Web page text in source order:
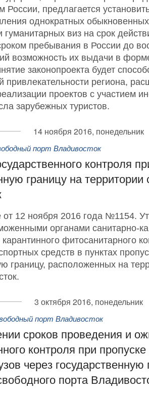
России, предлагается
однократных
гуманитарных виз на срок
пребывания в России до
возможность их выдачи в
законопроекта будет
привлекательности региона,
проектов с участием
зарубежных туристов.
14 ноября 2016, понедельник
порт Владивосток
контроля
границу на территории
от 12 ноября 2016 года №1154.
органами санитарно-
карантинного фитосанитарного
средств в пунктах
границу, расположенных на
3 октября 2016, понедельник
порт Владивосток
сроков проведения и
контроля при
через государственную
порта